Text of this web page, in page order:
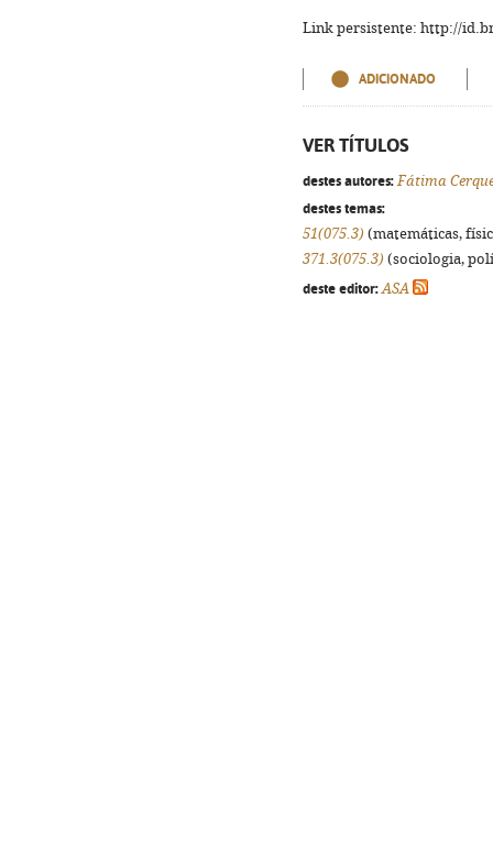
Link persistente: http://
ADICIONADO
VER TÍTULOS
destes autores: Fátima
destes temas:
51(075.3) (matemáticas,
371.3(075.3) (sociologia,
deste editor: ASA